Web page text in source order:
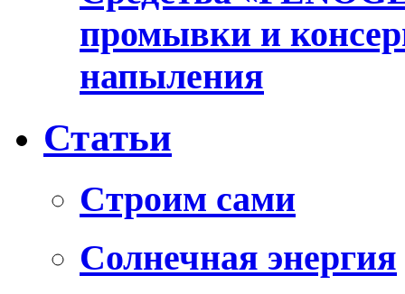
промывки и
напыления
Статьи
Cтроим сами
Солнечная энергия